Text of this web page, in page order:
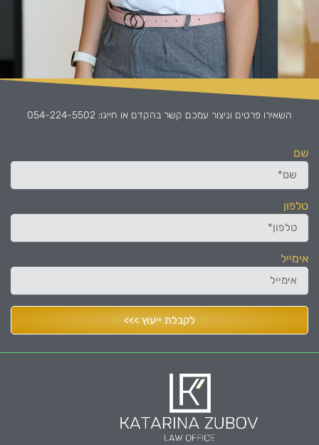
השאירו פרטים וניצור עמכם קשר בהקדם או חייגו: 054-224-5502
שם
טלפון
אימייל
לקבלת ייעוץ >>>